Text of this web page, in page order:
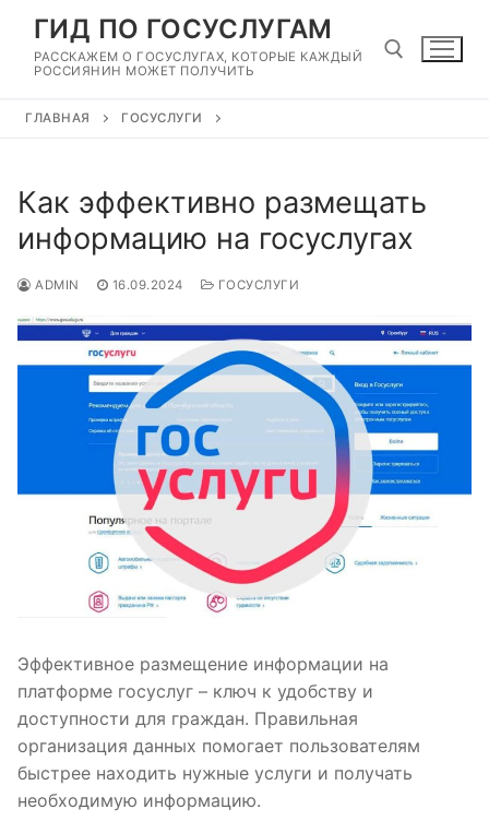
Перейти
содержимому
ГИД ПО ГОСУСЛУГАМ
РАССКАЖЕМ О ГОСУСЛУГАХ, КОТОРЫЕ КАЖДЫЙ
РОССИЯНИН МОЖЕТ ПОЛУЧИТЬ
ГЛАВНАЯ ГОСУСЛУГИ
Как эффективно размещать
информацию на госуслугах
ADMIN 16.09.2024 ГОСУСЛУГИ
Эффективное размещение информации на
платформе госуслуг – ключ к удобству и
доступности для граждан. Правильная
организация данных помогает пользователям
быстрее находить нужные услуги и получать
необходимую информацию.